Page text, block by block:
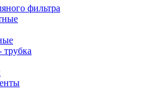
фильтра